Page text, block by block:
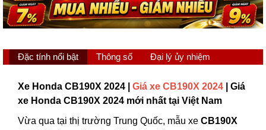
Đặc tính nổi bật Thông số Đại lý ủy nhiệm
Xe Honda CB190X 2024 | Giá xe CB190X 2024 | Giá
xe Honda CB190X 2024 mới nhất tại Việt Nam
Vừa qua tại thị trường Trung Quốc, mẫu xe CB190X